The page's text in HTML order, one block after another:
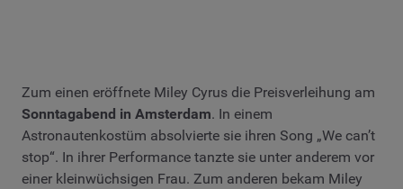
Zum einen eröffnete Miley Cyrus die Preisverleihung am
Sonntagabend in Amsterdam. In einem
Astronautenkostüm absolvierte sie ihren Song „We can’t
stop“. In ihrer Performance tanzte sie unter anderem vor
einer kleinwüchsigen Frau. Zum anderen bekam Miley